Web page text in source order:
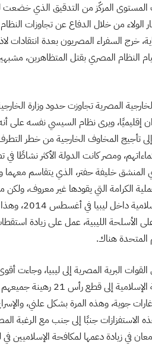
المركّز من التدقيق الذي خضعت
الولاء من خلال الدفاع عن تجاوزات
خرج السفراء المصريون بعدة انتقادات
النظام المصري بقتل المتظاهرين، مشبهين
المصرية تجاوزت حدود وزارة
إقليميًا، ويرى نظام السيسي نفسه على
تأجيج المخاوف الخارجية من خطر
ومصر كانت الدولة الأكثر نشاطًا في
المنشق خليفة حفتر، الذي يتقاسم
الكرامة التي يقودها غير معروف،
الإماراتية
الأسلحة الليبية، عمل على زيادة
المتحدة هناك.
البرية المصرية إلى ليبيا، وجاءت
حين عمدت فصائل ليبية تابعة
جوية، وهذه المرة بشكل علني،
الاستفزازات جنبًا إلى جنب مع الرغبة
في زيادة دعمها لمكافحة الإسلاميين